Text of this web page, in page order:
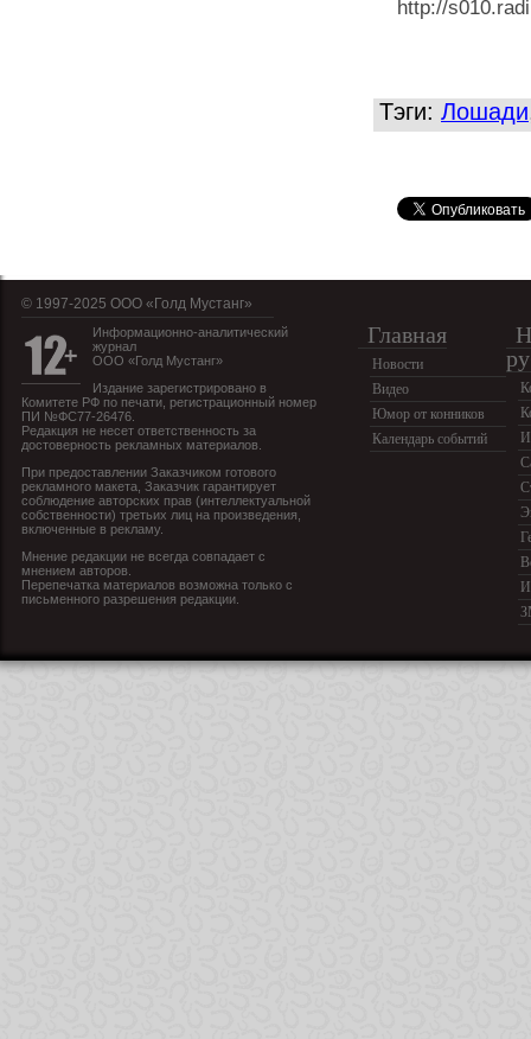
Тэги: Лошади
© 1997-2025 OOO «Голд Мустанг»
Информационно-аналитический
журнал
ООО «Голд Мустанг»
Издание зарегистрировано в
Комитете РФ по печати, регистрационный номер
ПИ №ФС77-26476.
Редакция не несет ответственность за
достоверность рекламных материалов.
При предоставлении Заказчиком готового
рекламного макета, Заказчик гарантирует
соблюдение авторских прав (интеллектуальной
собственности) третьих лиц на произведения,
включенные в рекламу.
Мнение редакции не всегда совпадает с
мнением авторов.
Перепечатка материалов возможна только с
письменного разрешения редакции.
Главная
Новости
Видео
Юмор от конников
Календарь событий